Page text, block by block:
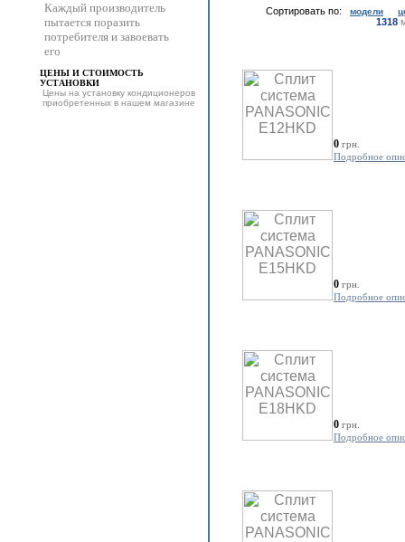
Каждый производитель
пытается поразить
потребителя и завоевать
его
ЦЕНЫ И СТОИМОСТЬ
УСТАНОВКИ
Цены на установку кондиционеров
приобретенных в нашем магазине
Сортировать по: модели
1318
0 грн.
Подробное
0 грн.
Подробное
0 грн.
Подробное